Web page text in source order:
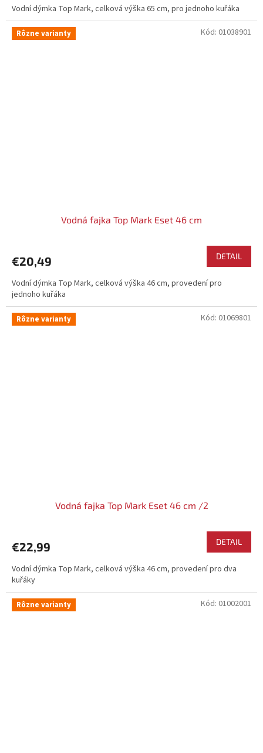
Vodní dýmka Top Mark, celková výška 65 cm, pro jednoho kuřáka
Rôzne varianty
Vodná fajka Top Mark Eset 46 cm
€20,49 DETAIL
Vodní dýmka Top Mark, celková výška 46 cm, provedení pro
jednoho kuřáka
Kód: 01038901
Rôzne varianty
Vodná fajka Top Mark Eset 46 cm /2
€22,99 DETAIL
Vodní dýmka Top Mark, celková výška 46 cm, provedení pro dva
kuřáky
Kód: 01069801
Rôzne varianty Kód: 01002001